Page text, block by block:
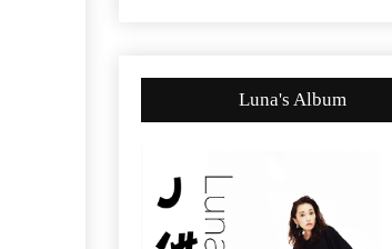
Luna's Album